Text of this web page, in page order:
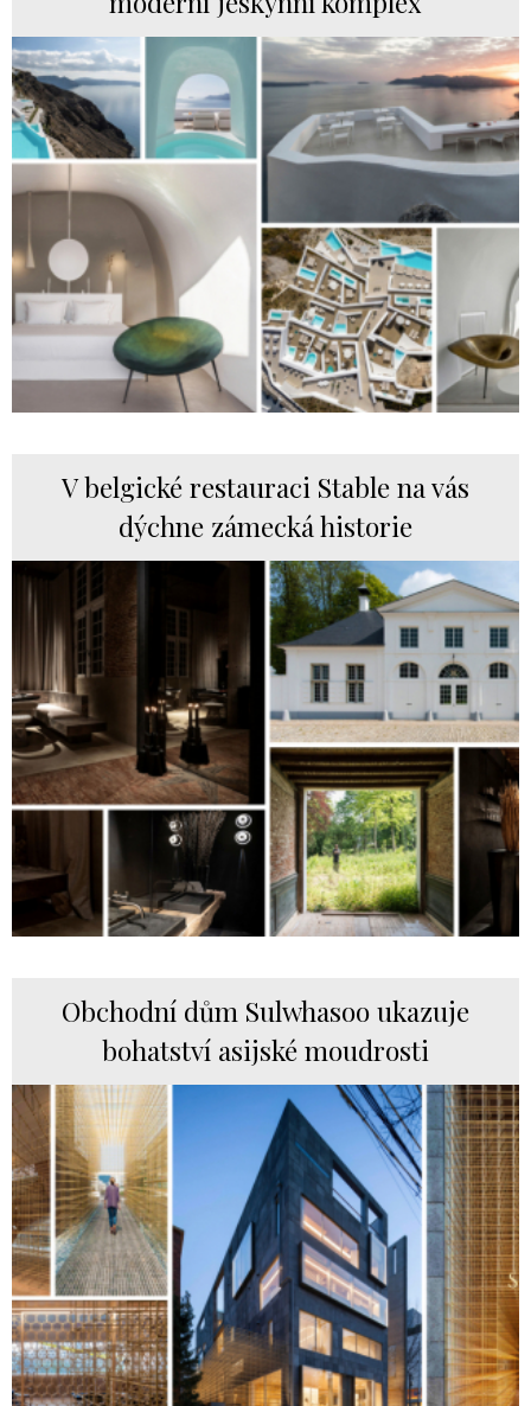
V belgické restauraci Stable na vás
dýchne zámecká historie
Obchodní dům Sulwhasoo ukazuje
bohatství asijské moudrosti